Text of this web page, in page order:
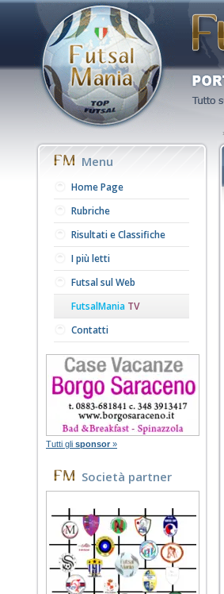
Menu
Home Page
Rubriche
Risultati e Classifiche
I più letti
Futsal sul Web
FutsalMania TV
Contatti
Tutti gli sponsor »
Società partner